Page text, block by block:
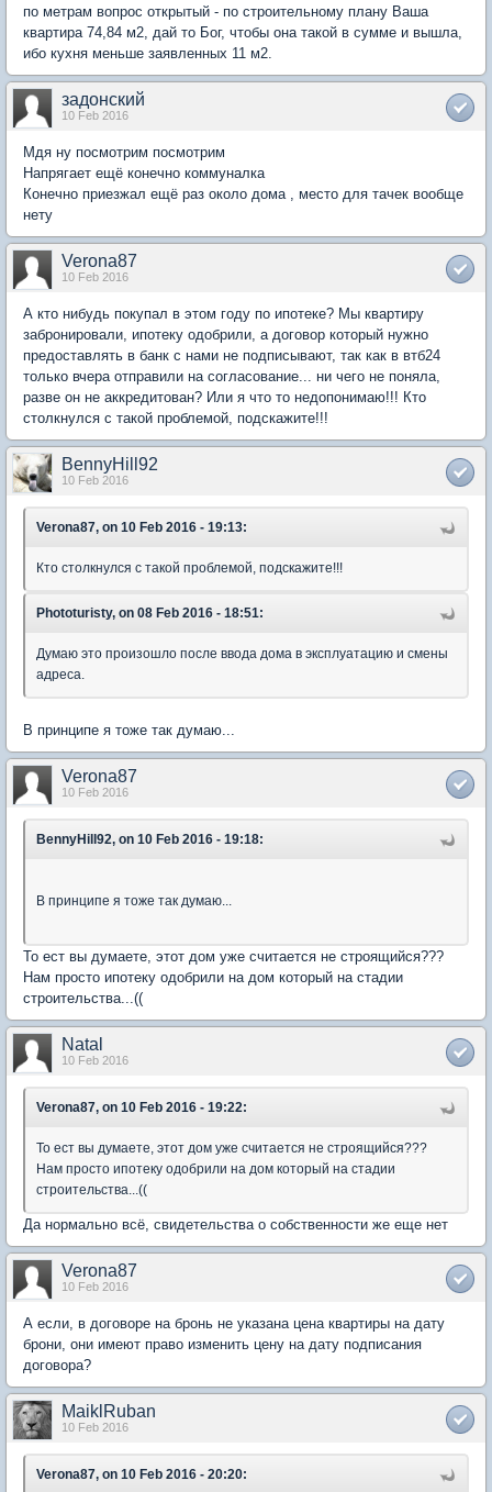
по метрам вопрос открытый - по строительному плану Ваша
квартира 74,84 м2, дай то Бог, чтобы она такой в сумме и вышла,
ибо кухня меньше заявленных 11 м2.
задонский
10 Feb 2016
Мдя ну посмотрим посмотрим
Напрягает ещё конечно коммуналка
Конечно приезжал ещё раз около дома , место для тачек вообще
нету
Verona87
10 Feb 2016
А кто нибудь покупал в этом году по ипотеке? Мы квартиру
забронировали, ипотеку одобрили, а договор который нужно
предоставлять в банк с нами не подписывают, так как в втб24
только вчера отправили на согласование... ни чего не поняла,
разве он не аккредитован? Или я что то недопонимаю!!! Кто
столкнулся с такой проблемой, подскажите!!!
BennyHill92
10 Feb 2016
Verona87, on 10 Feb 2016 - 19:13:
Кто столкнулся с такой проблемой, подскажите!!!
Phototuristy, on 08 Feb 2016 - 18:51:
Думаю это произошло после ввода дома в эксплуатацию и смены
адреса.
В принципе я тоже так думаю...
Verona87
10 Feb 2016
BennyHill92, on 10 Feb 2016 - 19:18:
В принципе я тоже так думаю...
То ест вы думаете, этот дом уже считается не строящийся???
Нам просто ипотеку одобрили на дом который на стадии
строительства...((
Natal
10 Feb 2016
Verona87, on 10 Feb 2016 - 19:22:
То ест вы думаете, этот дом уже считается не строящийся???
Нам просто ипотеку одобрили на дом который на стадии
строительства...((
Да нормально всё, свидетельства о собственности же еще нет
Verona87
10 Feb 2016
А если, в договоре на бронь не указана цена квартиры на дату
брони, они имеют право изменить цену на дату подписания
договора?
MaiklRuban
10 Feb 2016
Verona87, on 10 Feb 2016 - 20:20: